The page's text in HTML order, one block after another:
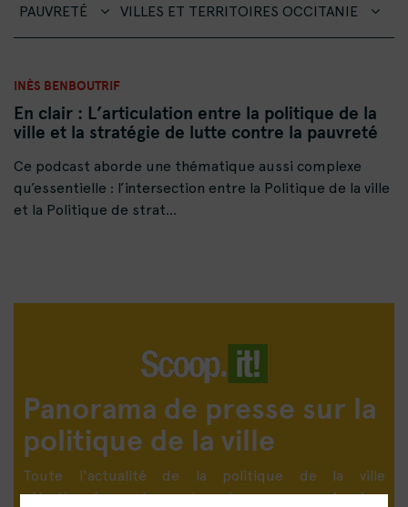
PAUVRETÉ VILLES ET TERRITOIRES OCCITANIE
INÈS BENBOUTRIF
En clair : L’articulation entre la politique de la
ville et la stratégie de lutte contre la pauvreté
Ce podcast aborde une thématique aussi complexe
qu’essentielle : l’intersection entre la Politique de la ville
et la Politique de strat...
Panorama de presse sur la
politique de la ville
Toute l'actualité de la politique de la ville
sélectionnée par les centres de ressources. A suivre